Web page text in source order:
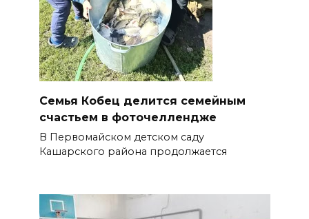
Семья Кобец делится семейным
счастьем в фоточеллендже
В Первомайском детском саду
Кашарского района продолжается